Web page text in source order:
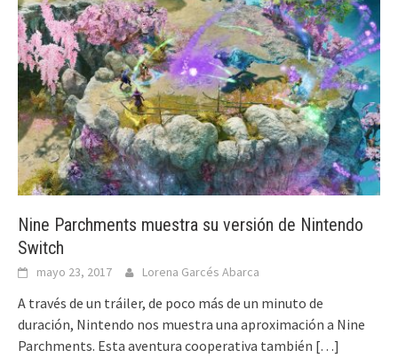
Nine Parchments muestra su versión de Nintendo
Switch
mayo 23, 2017 Lorena Garcés Abarca
A través de un tráiler, de poco más de un minuto de
duración, Nintendo nos muestra una aproximación a Nine
Parchments. Esta aventura cooperativa también […]